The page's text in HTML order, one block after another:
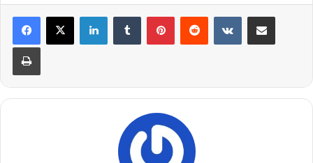
LinkedInTumblr PinterestReddit VKontakteCompartir por correo
Imprimir